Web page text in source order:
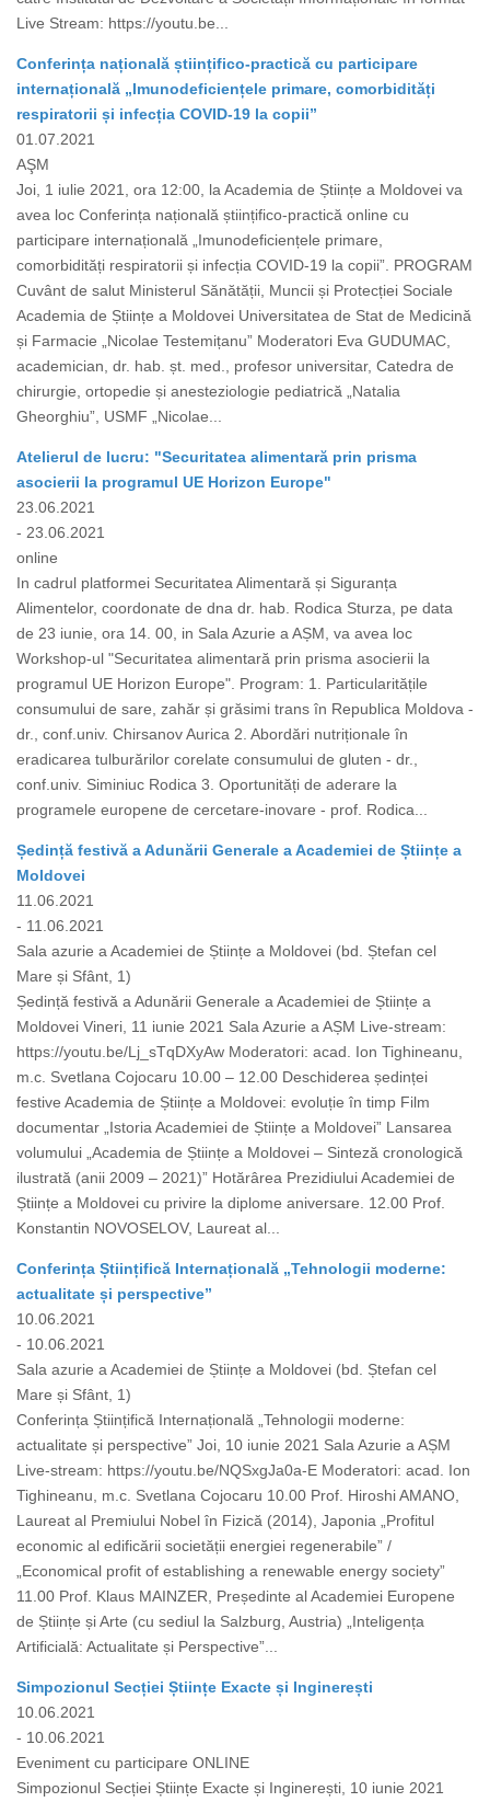
Live Stream: https://youtu.be...
Conferința națională științifico-practică cu participare
internațională „Imunodeficiențele primare, comorbidități
respiratorii și infecția COVID-19 la copii”
01.07.2021
AŞM
Joi, 1 iulie 2021, ora 12:00, la Academia de Științe a Moldovei va
avea loc Conferința națională științifico-practică online cu
participare internațională „Imunodeficiențele primare,
comorbidități respiratorii și infecția COVID-19 la copii”. PROGRAM
Cuvânt de salut Ministerul Sănătății, Muncii și Protecției Sociale
Academia de Științe a Moldovei Universitatea de Stat de Medicină
și Farmacie „Nicolae Testemițanu” Moderatori Eva GUDUMAC,
academician, dr. hab. șt. med., profesor universitar, Catedra de
chirurgie, ortopedie și anesteziologie pediatrică „Natalia
Gheorghiu”, USMF „Nicolae...
Atelierul de lucru: "Securitatea alimentară prin prisma
asocierii la programul UE Horizon Europe"
23.06.2021
- 23.06.2021
online
In cadrul platformei Securitatea Alimentară și Siguranța
Alimentelor, coordonate de dna dr. hab. Rodica Sturza, pe data
de 23 iunie, ora 14. 00, in Sala Azurie a AȘM, va avea loc
Workshop-ul "Securitatea alimentară prin prisma asocierii la
programul UE Horizon Europe". Program: 1. Particularitățile
consumului de sare, zahăr și grăsimi trans în Republica Moldova -
dr., conf.univ. Chirsanov Aurica 2. Abordări nutriționale în
eradicarea tulburărilor corelate consumului de gluten - dr.,
conf.univ. Siminiuc Rodica 3. Oportunități de aderare la
programele europene de cercetare-inovare - prof. Rodica...
Ședință festivă a Adunării Generale a Academiei de Științe a
Moldovei
11.06.2021
- 11.06.2021
Sala azurie a Academiei de Științe a Moldovei (bd. Ștefan cel
Mare și Sfânt, 1)
Ședință festivă a Adunării Generale a Academiei de Științe a
Moldovei Vineri, 11 iunie 2021 Sala Azurie a AȘM Live-stream:
https://youtu.be/Lj_sTqDXyAw Moderatori: acad. Ion Tighineanu,
m.c. Svetlana Cojocaru 10.00 – 12.00 Deschiderea ședinței
festive Academia de Științe a Moldovei: evoluție în timp Film
documentar „Istoria Academiei de Științe a Moldovei” Lansarea
volumului „Academia de Științe a Moldovei – Sinteză cronologică
ilustrată (anii 2009 – 2021)” Hotărârea Prezidiului Academiei de
Științe a Moldovei cu privire la diplome aniversare. 12.00 Prof.
Konstantin NOVOSELOV, Laureat al...
Conferința Științifică Internațională „Tehnologii moderne:
actualitate și perspective”
10.06.2021
- 10.06.2021
Sala azurie a Academiei de Științe a Moldovei (bd. Ștefan cel
Mare și Sfânt, 1)
Conferința Științifică Internațională „Tehnologii moderne:
actualitate și perspective” Joi, 10 iunie 2021 Sala Azurie a AȘM
Live-stream: https://youtu.be/NQSxgJa0a-E Moderatori: acad. Ion
Tighineanu, m.c. Svetlana Cojocaru 10.00 Prof. Hiroshi AMANO,
Laureat al Premiului Nobel în Fizică (2014), Japonia „Profitul
economic al edificării societății energiei regenerabile” /
„Economical profit of establishing a renewable energy society”
11.00 Prof. Klaus MAINZER, Președinte al Academiei Europene
de Științe și Arte (cu sediul la Salzburg, Austria) „Inteligența
Artificială: Actualitate și Perspective”...
Simpozionul Secției Științe Exacte și Inginerești
10.06.2021
- 10.06.2021
Eveniment cu participare ONLINE
Simpozionul Secției Științe Exacte și Inginerești, 10 iunie 2021